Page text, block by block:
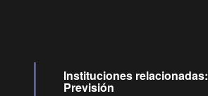
Instituciones relacionadas:
Previsión